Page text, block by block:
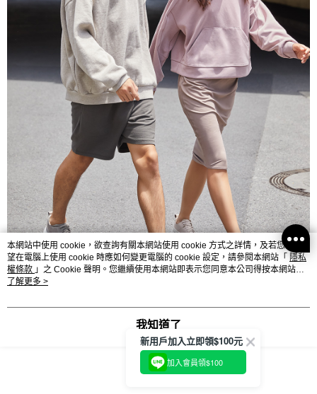
本網站中使用 cookie，欲查詢有關本網站使用 cookie 方式之詳情，及若您不希
望在電腦上使用 cookie 時應如何變更電腦的 cookie 設定，請參閱本網站「 隱私
權條款 」之 Cookie 聲明。您繼續使用本網站即表示您同意本公司得按本網站使
用條款之 Cookie 聲明使用 cookie。
了解更多 >
我知道了
新用戶加入立即領$100元
加入會員領$100